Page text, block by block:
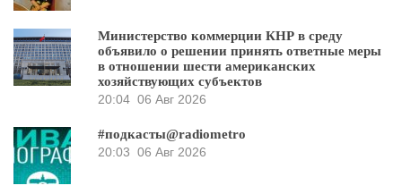
Министерство коммерции КНР в среду
объявило о решении принять ответные меры
в отношении шести американских
хозяйствующих субъектов
20:04 06 Авг 2026
#подкасты@radiometro
20:03 06 Авг 2026